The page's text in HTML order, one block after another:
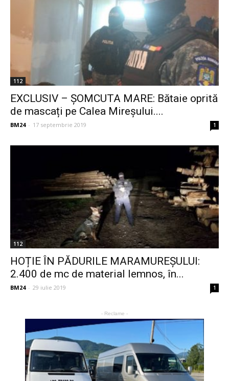
112
EXCLUSIV – ȘOMCUTA MARE: Bătaie oprită
de mascați pe Calea Mireșului....
BM24 - 17 septembrie 2019 1
112
HOȚIE ÎN PĂDURILE MARAMUREȘULUI:
2.400 de mc de material lemnos, în...
BM24 - 29 iulie 2019 1
- Reclame -